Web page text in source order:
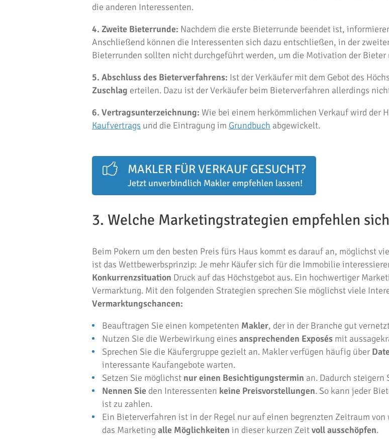
die anderen Interessenten.
4. Zweite Bieterrunde: Nachdem die erste Bieterrunde beendet ist,
Anschließend können die Interessenten sich dazu entschließen, in der
Bieterrunden sollten nicht durchgeführt werden, um die Motivation der
5. Abschluss des Bieterverfahrens: Ist der Verkäufer mit dem Gebot des
Zuschlag erteilen. Dazu ist der Verkäufer beim Bieterverfahren allerdings
6. Vertragsunterzeichnung: Wie bei einem herkömmlichen Verkauf wird der
Kaufvertrags und die Eintragung im Grundbuch abgewickelt.
MAKLER FÜR VERKAUF GESUCHT?
Jetzt unverbindlich Makler empfehlen lassen!
3. Welche Marketingstrategien empfehlen
Beim Pokern um den besten Preis fürs Haus kommt es darauf an, möglichst
ist das Wettbewerbsprinzip: Je mehr Käufer sich für die Immobilie
Konkurrenzsituation Druck auf das Höchstgebot aus. Ein hochwertiger
Vermarktung. Mit den folgenden Strategien sprechen Sie möglichst viele
Vermarktungschancen:
Beauftragen Sie einen kompetenten Makler, der in der Branche gut
Nutzen Sie die Werbewirkung eines ansprechenden Exposés mit
Sprechen Sie die Käufergruppe gezielt an. Makler verfügen häufig über
interessante Kaufangebote warten.
Setzen Sie möglichst nur einen Besichtigungstermin an. Dadurch steigern
Nennen Sie den Interessenten keine Preisvorstellungen. So kann jeder
ist zu zahlen.
Ein Bieterverfahren ist in der Regel nur auf einen begrenzten Zeitraum
das Marketing alle Möglichkeiten in dieser kurzen Zeitvoll ausschöpfen.